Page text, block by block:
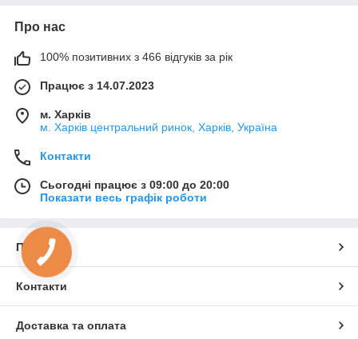
Про нас
100% позитивних з 466 відгуків за рік
Працює з 14.07.2023
м. Харків
м. Харків центральний ринок, Харків, Україна
Контакти
Сьогодні працює з 09:00 до 20:00
Показати весь графік роботи
Про нас
Контакти
Доставка та оплата